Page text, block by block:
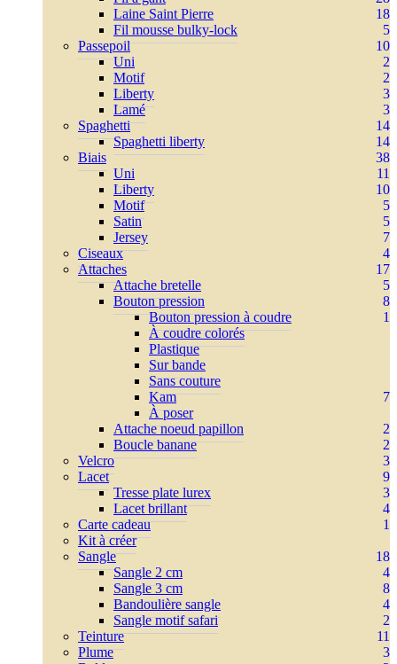
Laine Saint Pierre
18
Fil mousse bulky-lock
5
Passepoil
10
Uni
2
Motif
2
Liberty
3
Lamé
3
Spaghetti
14
Spaghetti liberty
14
Biais
38
Uni
11
Liberty
10
Motif
5
Satin
5
Jersey
7
Ciseaux
4
Attaches
17
Attache bretelle
5
Bouton pression
8
Bouton pression à coudre
1
À coudre colorés
Plastique
Sur bande
Sans couture
Kam
7
À poser
Attache noeud papillon
2
Boucle banane
2
Velcro
3
Lacet
9
Tresse plate lurex
3
Lacet brillant
4
Carte cadeau
1
Kit à créer
Sangle
18
Sangle 2 cm
4
Sangle 3 cm
8
Bandoulière sangle
4
Sangle motif safari
2
Teinture
11
Plume
3